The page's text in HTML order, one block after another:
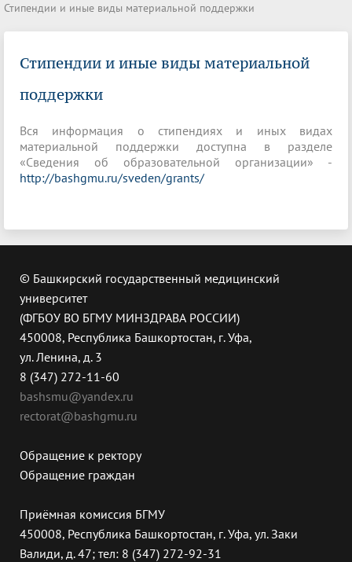
Стипендии и иные виды материальной поддержки
Стипендии и иные виды материальной
поддержки
Вся информация о стипендиях и иных видах
материальной поддержки доступна в разделе
«Сведения об образовательной организации» -
http://bashgmu.ru/sveden/grants/
© Башкирский государственный медицинский
университет
(ФГБОУ ВО БГМУ МИНЗДРАВА РОССИИ)
450008, Республика Башкортостан, г. Уфа,
ул. Ленина, д. 3
8 (347) 272-11-60
bashsmu@yandex.ru
rectorat@bashgmu.ru
Обращение к ректору
Обращение граждан
Приёмная комиссия БГМУ
450008, Республика Башкортостан, г. Уфа, ул. Заки
Валиди, д. 47; тел: 8 (347) 272-92-31